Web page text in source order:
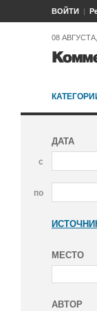
ВОЙТИ
08
ДАТА
с
по
МЕСТО
АВТОР